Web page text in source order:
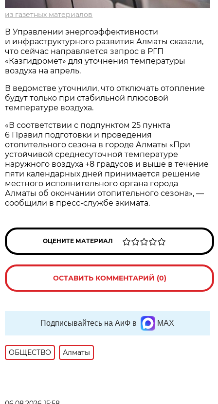
из газетных материалов
В Управлении энергоэффективности
и инфраструктурного развития Алматы сказали,
что сейчас направляется запрос в РГП
«Казгидромет» для уточнения температуры
воздуха на апрель.
В ведомстве уточнили, что отключать отопление
будут только при стабильной плюсовой
температуре воздуха.
«В соответствии с подпунктом 25 пункта
6 Правил подготовки и проведения
отопительного сезона в городе Алматы «При
устойчивой среднесуточной температуре
наружного воздуха +8 градусов и выше в течение
пяти календарных дней принимается решение
местного исполнительного органа города
Алматы об окончании отопительного сезона», —
сообщили в пресс-службе акимата.
ОЦЕНИТЕ МАТЕРИАЛ
ОСТАВИТЬ КОММЕНТАРИЙ (0)
Подписывайтесь на АиФ в MAX
ОБЩЕСТВО Алматы